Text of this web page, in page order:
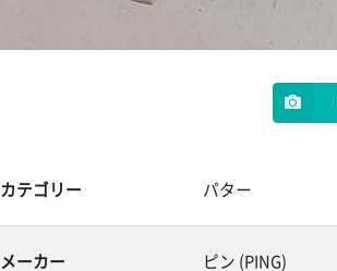
カテゴリー パター
メーカー ピン (PING)